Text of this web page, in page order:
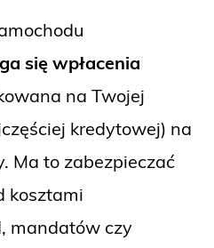
się wpłacenia
na Twojej
kredytowej) na
Ma to zabezpieczać
kosztami
mandatów czy